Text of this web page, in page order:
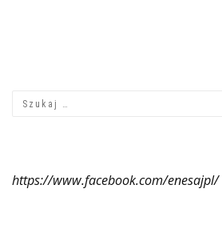
https://www.facebook.com/enesajpl/